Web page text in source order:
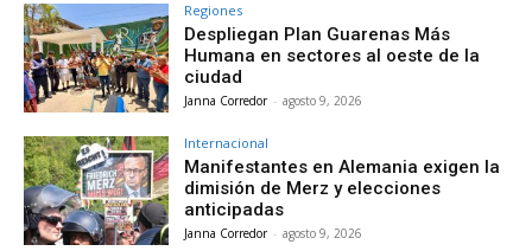
Regiones
Despliegan Plan Guarenas Más
Humana en sectores al oeste de la
ciudad
Janna Corredor - agosto 9, 2026
Internacional
Manifestantes en Alemania exigen la
dimisión de Merz y elecciones
anticipadas
Janna Corredor - agosto 9, 2026